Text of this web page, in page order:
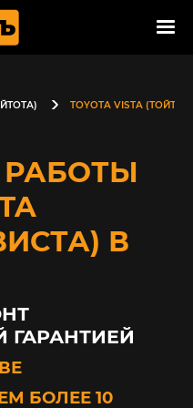
TOYOTA VISTA
В
БОЛЕЕ 10